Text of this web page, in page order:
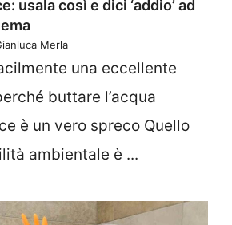
usala così e dici ‘addio’ ad
Merla
una eccellente
buttare l’acqua
è un vero spreco Quello
ambientale è ...